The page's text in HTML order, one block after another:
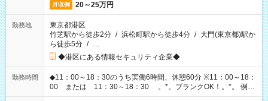
月収例 20～25万円
勤務地
東京都港区
竹芝駅から徒歩2分 / 浜松町駅から徒歩4分 / 大門(東京都)駅か
ら徒歩5分 / …
◆港区にある情報セキュリティ企業◆
勤務時間
◆11：00～18：30のうち実働6時間、休憩60分 ※11：00～18：
00 または 11：30～18：30 。*。ブランクOK！。*。 例え
ば前職が、 在宅/財団法人/事務/コールセンター/受付/販売/カフェ